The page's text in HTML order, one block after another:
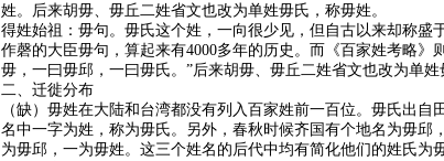
姓。后来胡毋、毋丘二姓省文也改为单姓毋氏，称毋姓。
得姓始祖：毋句。毋氏这个姓，一向很少见，但自古以来却称
作磬的大臣毋句，算起来有4000多年的历史。而《百家姓考略
毋，一曰毋邱，一曰毋氏。”后来胡毋、毋丘二姓省文也改为单
二、迁徙分布
（缺）毋姓在大陆和台湾都没有列入百家姓前一百位。毋氏出
名中一字为姓，称为毋氏。另外，春秋时候齐国有个地名为毋
为毋邱，一为毋姓。这三个姓名的后代中均有简化他们的姓氏为